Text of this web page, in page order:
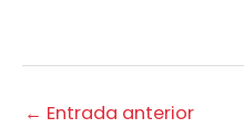
← Entrada anterior